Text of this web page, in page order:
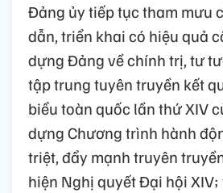
Đảng ủy tiếp tục tham mưu
dẫn, triển khai có hiệu quả
dựng Đảng về chính trị, tư
tập trung tuyên truyền kết
biểu toàn quốc lần thứ XIV
dựng Chương trình hành
triệt, đẩy mạnh truyên
hiện Nghị quyết Đại hội